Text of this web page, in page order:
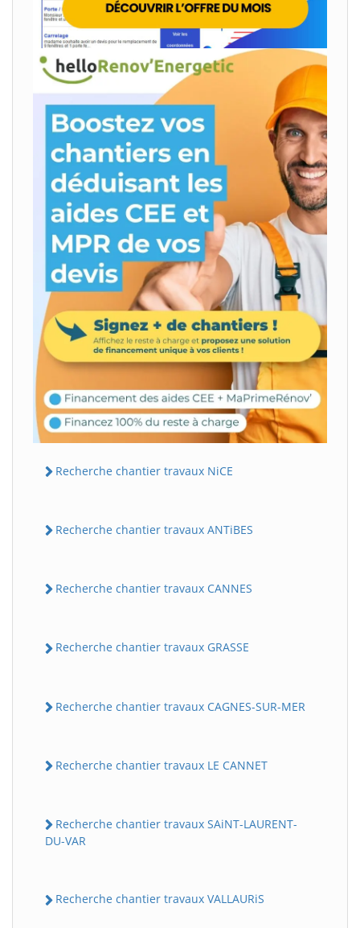
Recherche chantier travaux NiCE
Recherche chantier travaux ANTiBES
Recherche chantier travaux CANNES
Recherche chantier travaux GRASSE
Recherche chantier travaux CAGNES-SUR-MER
Recherche chantier travaux LE CANNET
Recherche chantier travaux SAiNT-LAURENT-
DU-VAR
Recherche chantier travaux VALLAURiS